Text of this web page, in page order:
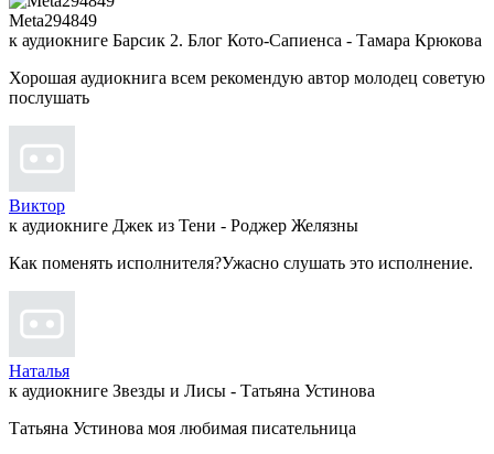
Meta294849
к аудиокниге Барсик 2. Блог Кото-Сапиенса - Тамара Крюкова
Хорошая аудиокнига всем рекомендую автор молодец советую
послушать
Виктор
к аудиокниге Джек из Тени - Роджер Желязны
Как поменять исполнителя?Ужасно слушать это исполнение.
Наталья
к аудиокниге Звезды и Лисы - Татьяна Устинова
Татьяна Устинова моя любимая писательница